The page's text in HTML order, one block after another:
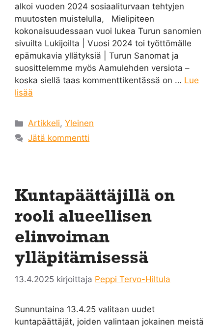
alkoi vuoden 2024 sosiaaliturvaan tehtyjen
muutosten muistelulla, Mielipiteen
kokonaisuudessaan vuoi lukea Turun sanomien
sivuilta Lukijoilta | Vuosi 2024 toi työttömälle
epämukavia yllätyksiä | Turun Sanomat ja
suosittelemme myös Aamulehden versiota –
koska siellä taas kommenttikentässä on … Lue
lisää
Kategoriat
Artikkeli,Yleinen
Jätä kommentti
Kuntapäättäjillä on
rooli alueellisen
elinvoiman
ylläpitämisessä
13.4.2025 kirjoittaja Peppi Tervo-Hiltula
Sunnuntaina 13.4.25 valitaan uudet
kuntapäättäjät, joiden valintaan jokainen meistä